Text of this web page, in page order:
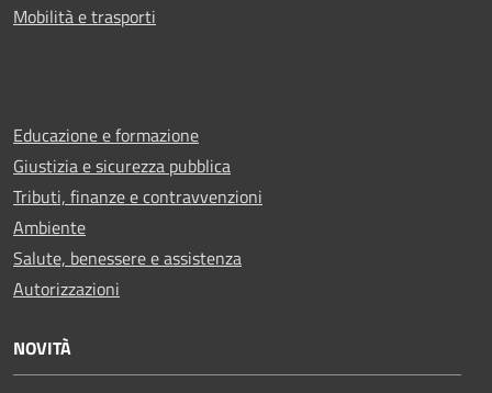
Mobilità e trasporti
Educazione e formazione
Giustizia e sicurezza pubblica
Tributi, finanze e contravvenzioni
Ambiente
Salute, benessere e assistenza
Autorizzazioni
NOVITÀ